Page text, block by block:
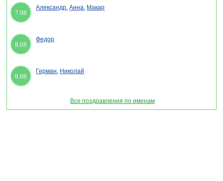
7.08
Александр,Анна, Макар
8.08
Федор
9.08
Герман, Николай
Все поздравления по именам